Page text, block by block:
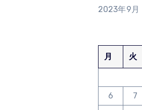
2023年9月
月 火
6
7